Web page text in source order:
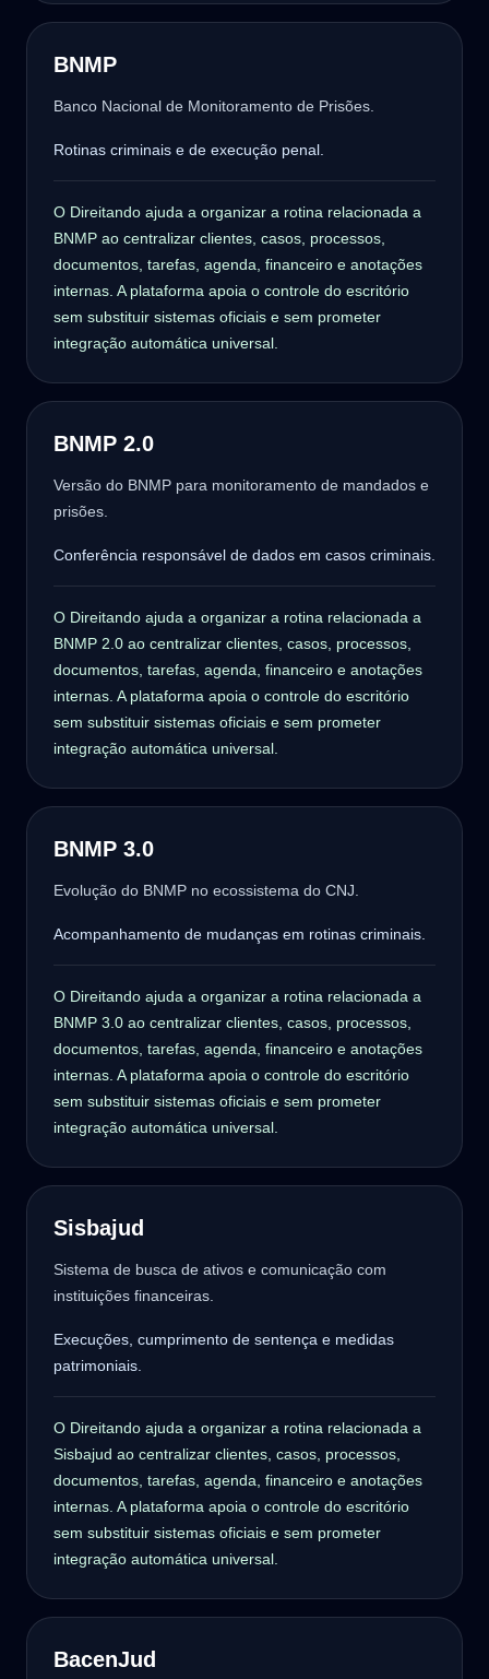
BNMP
Banco Nacional de Monitoramento de Prisões.
Rotinas criminais e de execução penal.
O Direitando ajuda a organizar a rotina relacionada a
BNMP ao centralizar clientes, casos, processos,
documentos, tarefas, agenda, financeiro e anotações
internas. A plataforma apoia o controle do escritório
sem substituir sistemas oficiais e sem prometer
integração automática universal.
BNMP 2.0
Versão do BNMP para monitoramento de mandados e
prisões.
Conferência responsável de dados em casos criminais.
O Direitando ajuda a organizar a rotina relacionada a
BNMP 2.0 ao centralizar clientes, casos, processos,
documentos, tarefas, agenda, financeiro e anotações
internas. A plataforma apoia o controle do escritório
sem substituir sistemas oficiais e sem prometer
integração automática universal.
BNMP 3.0
Evolução do BNMP no ecossistema do CNJ.
Acompanhamento de mudanças em rotinas criminais.
O Direitando ajuda a organizar a rotina relacionada a
BNMP 3.0 ao centralizar clientes, casos, processos,
documentos, tarefas, agenda, financeiro e anotações
internas. A plataforma apoia o controle do escritório
sem substituir sistemas oficiais e sem prometer
integração automática universal.
Sisbajud
Sistema de busca de ativos e comunicação com
instituições financeiras.
Execuções, cumprimento de sentença e medidas
patrimoniais.
O Direitando ajuda a organizar a rotina relacionada a
Sisbajud ao centralizar clientes, casos, processos,
documentos, tarefas, agenda, financeiro e anotações
internas. A plataforma apoia o controle do escritório
sem substituir sistemas oficiais e sem prometer
integração automática universal.
BacenJud